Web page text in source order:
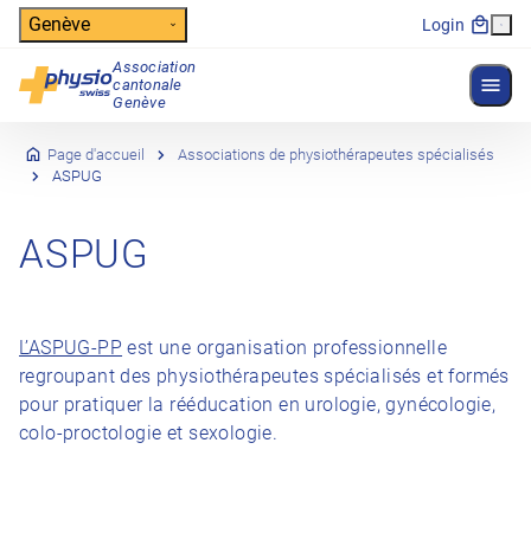
Header
Genève Login
Association
cantonale
Genève
Navigation principale
Page d'accueil
Associations de physiothérapeutes spécialisés
ASPUG
ASPUG
L’ASPUG-PP est une organisation professionnelle
regroupant des physiothérapeutes spécialisés et formés
pour pratiquer la rééducation en urologie, gynécologie,
colo-proctologie et sexologie.